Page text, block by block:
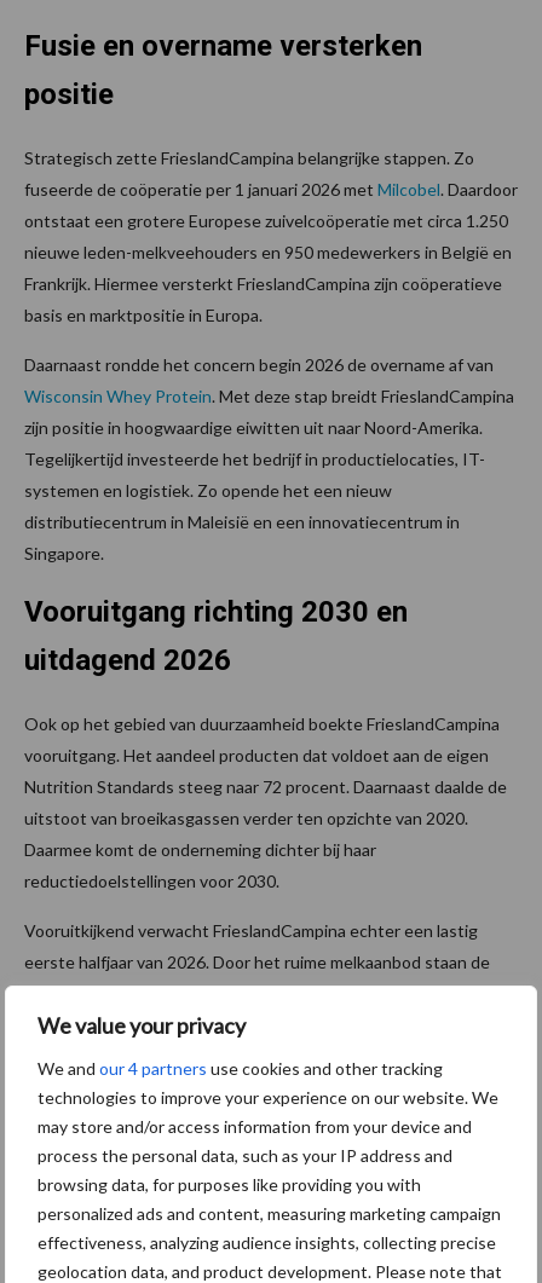
We value your privacy
We and our 4 partners use cookies and other tracking
technologies to improve your experience on our website. We
may store and/or access information from your device and
process the personal data, such as your IP address and
browsing data, for purposes like providing you with
personalized ads and content, measuring marketing campaign
effectiveness, analyzing audience insights, collecting precise
geolocation data, and product development. Please note that
Fusie en overname versterken
positie
Strategisch zette FrieslandCampina belangrijke stappen. Zo
fuseerde de coöperatie per 1 januari 2026 met Milcobel. Daardoor
ontstaat een grotere Europese zuivelcoöperatie met circa 1.250
nieuwe leden-melkveehouders en 950 medewerkers in België en
Frankrijk. Hiermee versterkt FrieslandCampina zijn coöperatieve
basis en marktpositie in Europa.
Daarnaast rondde het concern begin 2026 de overname af van
Wisconsin Whey Protein. Met deze stap breidt FrieslandCampina
zijn positie in hoogwaardige eiwitten uit naar Noord-Amerika.
Tegelijkertijd investeerde het bedrijf in productielocaties, IT-
systemen en logistiek. Zo opende het een nieuw
distributiecentrum in Maleisië en een innovatiecentrum in
Singapore.
Vooruitgang richting 2030 en
uitdagend 2026
Ook op het gebied van duurzaamheid boekte FrieslandCampina
vooruitgang. Het aandeel producten dat voldoet aan de eigen
Nutrition Standards steeg naar 72 procent. Daarnaast daalde de
uitstoot van broeikasgassen verder ten opzichte van 2020.
Daarmee komt de onderneming dichter bij haar
reductiedoelstellingen voor 2030.
Vooruitkijkend verwacht FrieslandCampina echter een lastig
eerste halfjaar van 2026. Door het ruime melkaanbod staan de
ontwikkelingen mogelijk voor valutaschommelingen en hogere
winstgevendheid in de eerste helft van 2026 duidelijk lager
uitvalt dan een jaar eerder. Herstel wordt pas in de tweede helft
van het jaar verwacht, zodra vraag en aanbod beter in balans
komen.